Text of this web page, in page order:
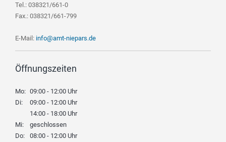
Tel.: 038321/661-0
Fax.: 038321/661-799
E-Mail: info@amt-niepars.de
Öffnungszeiten
Mo: 09:00 - 12:00 Uhr
Di:
09:00 - 12:00 Uhr
14:00 - 18:00 Uhr
Mi:
geschlossen
Do:
08:00 - 12:00 Uhr